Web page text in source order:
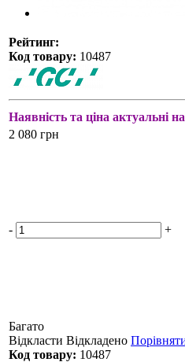
Рейтинг:
Код товару: 10487
Наявність та ціна актуальні
2 080 грн
- +
Багато
Відкласти Відкладено
Код товару: 10487